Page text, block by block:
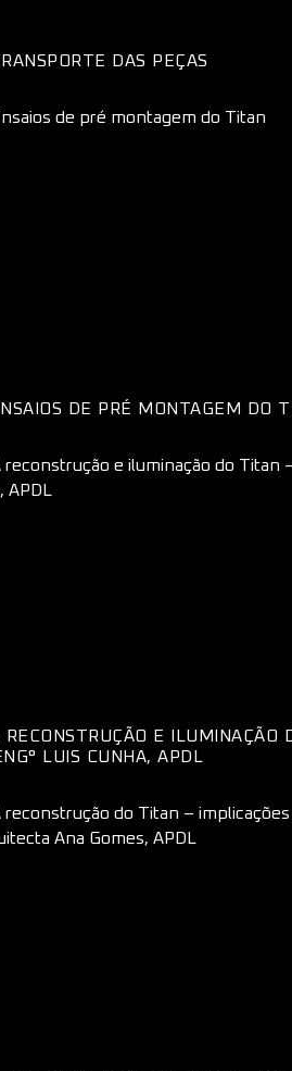
DAS PEÇAS
DE PRÉ MONTAGEM DO
RECONSTRUÇÃO E ILUMINAÇÃO
LUIS CUNHA, APDL